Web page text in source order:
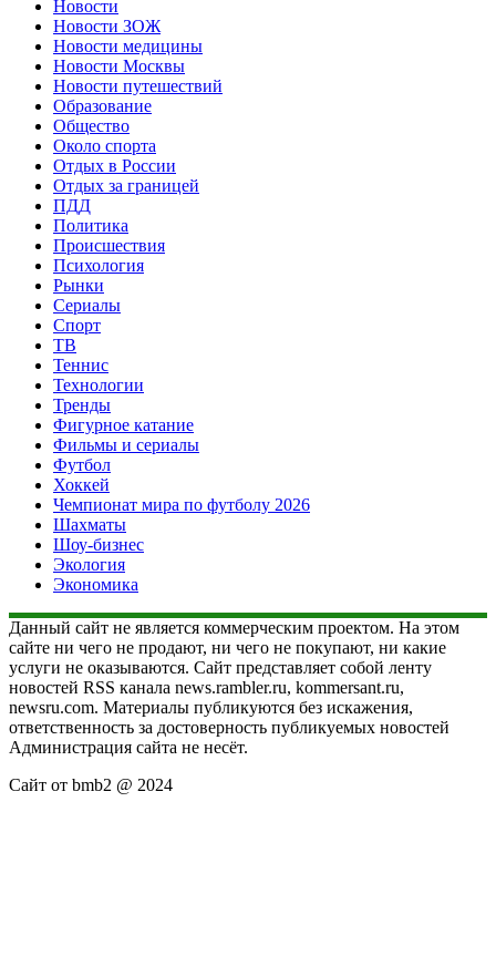
Новости
Новости ЗОЖ
Новости медицины
Новости Москвы
Новости путешествий
Образование
Общество
Около спорта
Отдых в России
Отдых за границей
ПДД
Политика
Происшествия
Психология
Рынки
Сериалы
Спорт
ТВ
Теннис
Технологии
Тренды
Фигурное катание
Фильмы и сериалы
Футбол
Хоккей
Чемпионат мира по футболу 2026
Шахматы
Шоу-бизнес
Экология
Экономика
Данный сайт не является коммерческим проектом. На этом
сайте ни чего не продают, ни чего не покупают, ни какие
услуги не оказываются. Сайт представляет собой ленту
новостей RSS канала news.rambler.ru, kommersant.ru,
newsru.com. Материалы публикуются без искажения,
ответственность за достоверность публикуемых новостей
Администрация сайта не несёт.
Сайт от bmb2 @ 2024